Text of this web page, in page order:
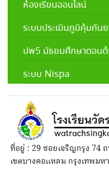
ห้องเรียนออนไลน์
ระบบประเมินภูมิคุ้มกัน
ปพ5 มัธยมศึกษาตอน
ระบบ Nispa
ที่อยู่ : 29 ซอยเจริญกรุง 74
เขตบางคอแหลม กรุงเทพมห